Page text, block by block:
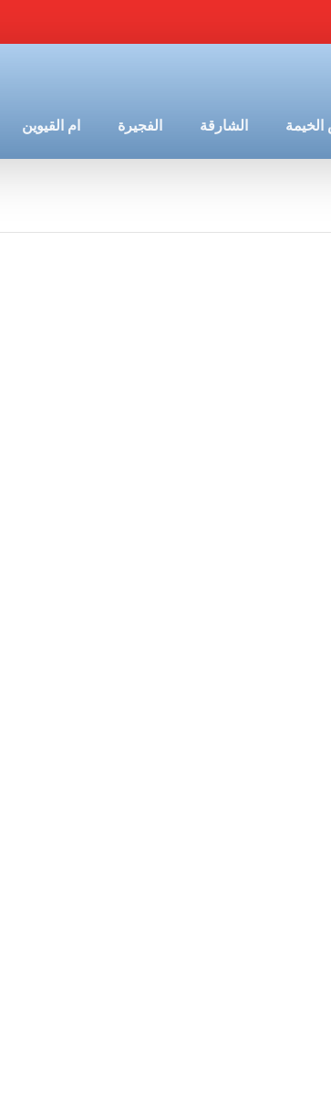
الشارقة الفجيرة ام القيوين